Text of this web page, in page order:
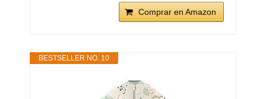
Comprar en Amazon
BESTSELLER NO. 10